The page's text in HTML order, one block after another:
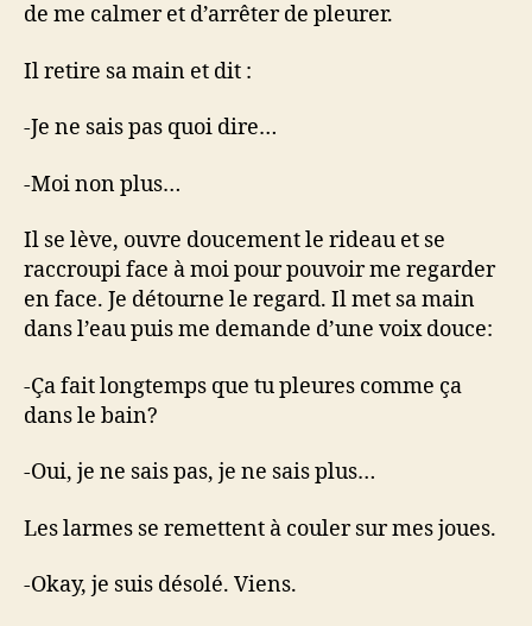
de me calmer et d’arrêter de pleurer.
Il retire sa main et dit :
-Je ne sais pas quoi dire…
-Moi non plus…
Il se lève, ouvre doucement le rideau et se
raccroupi face à moi pour pouvoir me regarder
en face. Je détourne le regard. Il met sa main
dans l’eau puis me demande d’une voix douce:
-Ça fait longtemps que tu pleures comme ça
dans le bain?
-Oui, je ne sais pas, je ne sais plus…
Les larmes se remettent à couler sur mes joues.
-Okay, je suis désolé. Viens.